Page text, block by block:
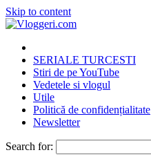
Skip to content
SERIALE TURCESTI
Stiri de pe YouTube
Vedetele si vlogul
Utile
Politică de confidențialitate
Newsletter
Search for: